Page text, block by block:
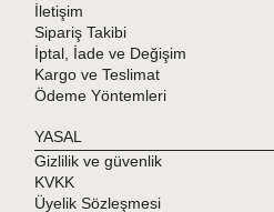
İletişim
Sipariş Takibi
İptal, İade ve Değişim
Kargo ve Teslimat
Ödeme Yöntemleri
YASAL
Gizlilik ve güvenlik
KVKK
Üyelik Sözleşmesi